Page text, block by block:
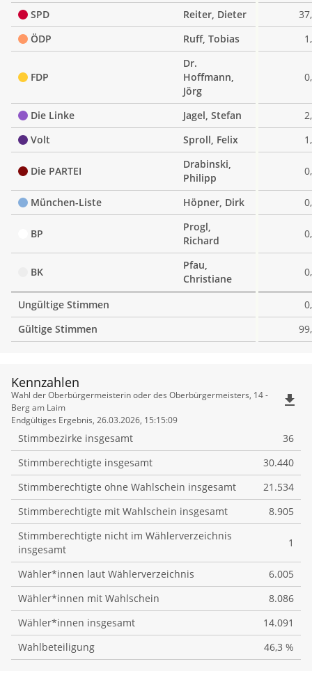
SPD Reiter, Dieter
ÖDP
Ruff, Tobias
FDP
Dr.
Hoffmann,
Jörg
Die Linke Jagel, Stefan
Volt
Sproll, Felix
Die PARTEI
Drabinski,
Philipp
München-Liste Höpner, Dirk
BP
Progl,
Richard
BK
Pfau,
Christiane
Ungültige Stimmen
Gültige Stimmen
Kennzahlen
Kennzahlen
Wahl der Oberbürgermeisterin oder des Oberbürgermeisters, 14 -
Berg am Laim
Endgültiges Ergebnis, 26.03.2026, 15:15:09
file_download
Stimmbezirke insgesamt
36
Stimmberechtigte insgesamt
30.440
Stimmberechtigte ohne Wahlschein insgesamt
21.534
Stimmberechtigte mit Wahlschein insgesamt
8.905
Stimmberechtigte nicht im Wählerverzeichnis
insgesamt
1
Wähler*innen laut Wählerverzeichnis
6.005
Wähler*innen mit Wahlschein
8.086
Wähler*innen insgesamt
14.091
Wahlbeteiligung
46,3 %